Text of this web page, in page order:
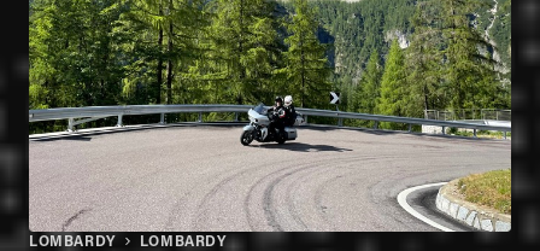
LOMBARDY LOMBARDY